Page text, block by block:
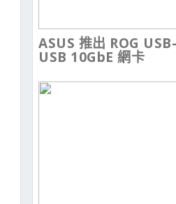
ASUS 推出 ROG
USB 10GbE 網卡